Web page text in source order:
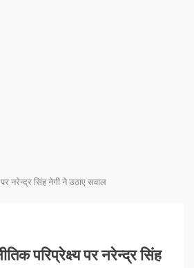
नरेन्द्र सिंह नेगी ने उठाए सवाल
परिप्रेक्ष्य पर नरेन्द्र सिंह